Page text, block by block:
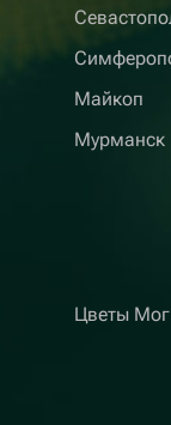
Майкоп
Мурманск
Цветы